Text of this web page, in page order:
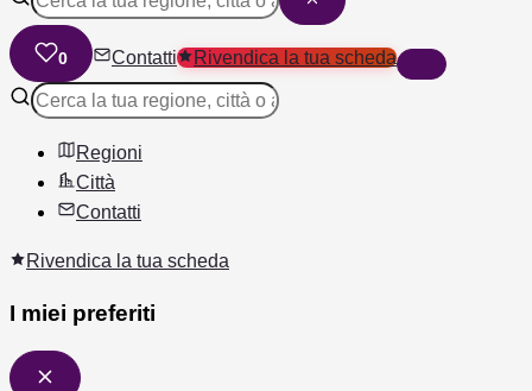
0 Contatti Rivendica la tua scheda
Regioni
Città
Contatti
Rivendica la tua scheda
I miei preferiti